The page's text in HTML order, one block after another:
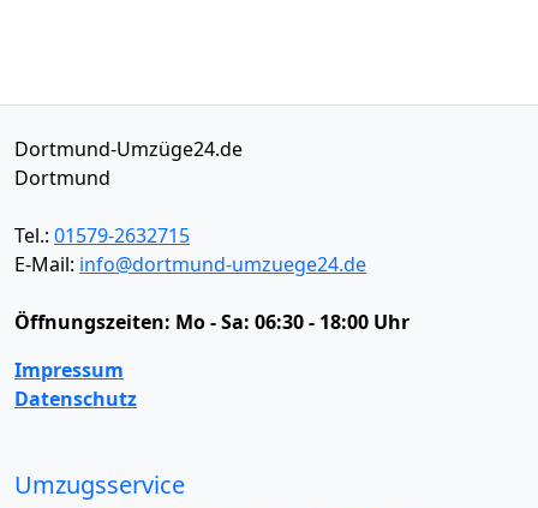
Dortmund-Umzüge24.de
Dortmund
Tel.: 01579-2632715
E-Mail: info@dortmund-umzuege24.de
Öffnungszeiten: Mo - Sa: 06:30 - 18:00 Uhr
Impressum
Datenschutz
Umzugsservice